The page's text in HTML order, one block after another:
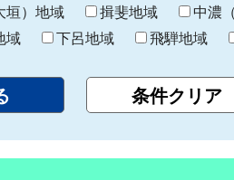
垣）地域 揖斐地域 中濃
域 下呂地域 飛騨地域